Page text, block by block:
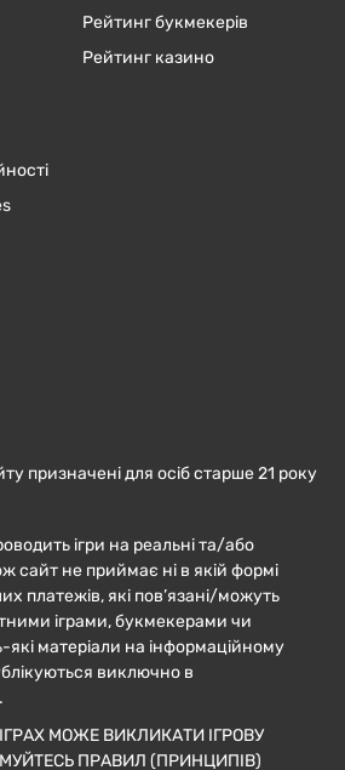
Рейтинг букмекерів
Рейтинг казино
призначені для осіб старше 21 року
ігри на реальні та/або
сайт не приймає ні в якій формі
платежів, які пов’язані/можуть
іграми, букмекерами чи
які матеріали на інформаційному
виключно в
МОЖЕ ВИКЛИКАТИ ІГРОВУ
ПРАВИЛ (ПРИНЦИПІВ)